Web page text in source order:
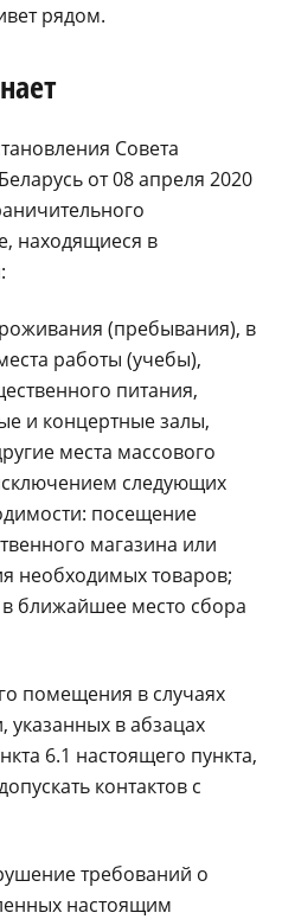
рядом.
Совета
от 08 апреля 2020
находящиеся в
(пребывания), в
работы (учебы),
питания,
и концертные залы,
места массового
следующих
посещение
магазина или
необходимых товаров;
ближайшее место сбора
помещения в случаях
указанных в абзацах
6.1 настоящего пункта,
контактов с
требований о
настоящим